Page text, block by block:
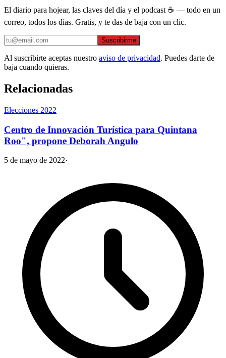
El diario para hojear, las claves del día y el podcast ☕ — todo en un
correo, todos los días. Gratis, y te das de baja con un clic.
Suscribirme
Al suscribirte aceptas nuestro aviso de privacidad. Puedes darte de
baja cuando quieras.
Relacionadas
Elecciones 2022
Centro de Innovación Turística para Quintana
Roo", propone Deborah Angulo
5 de mayo de 2022·